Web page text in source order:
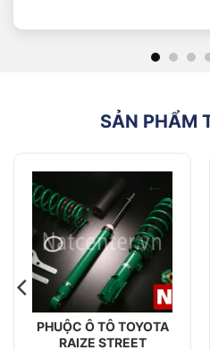
SẢN PHẨM
PHUỘC Ô TÔ TOYOTA
RAIZE STREET